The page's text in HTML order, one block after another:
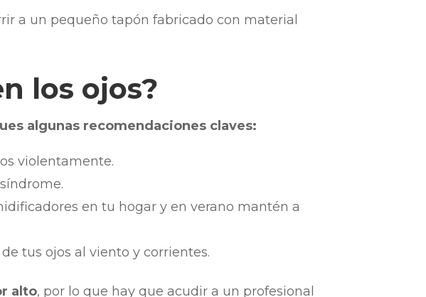
a un pequeño tapón fabricado con material
los ojos?
algunas recomendaciones claves:
violentamente.
en tu hogar y en verano mantén a
tus ojos al viento y corrientes.
alto, por lo que hay que acudir a un profesional